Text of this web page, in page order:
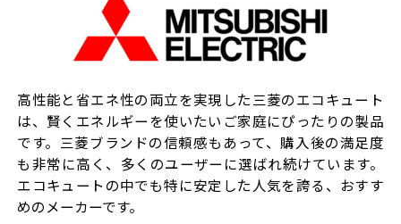
高性能と省エネ性の両立を実現した三菱のエコキュート
は、賢くエネルギーを使いたいご家庭にぴったりの製品
です。三菱ブランドの信頼感もあって、購入後の満足度
も非常に高く、多くのユーザーに選ばれ続けています。
エコキュートの中でも特に安定した人気を誇る、おすす
めのメーカーです。